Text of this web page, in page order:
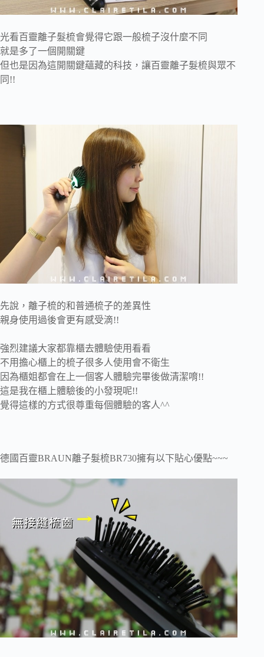
光看百靈離子髮梳會覺得它跟一般梳子沒什麼不同
就是多了一個開關鍵
但也是因為這開關鍵蘊藏的科技，讓百靈離子髮梳與眾不
同!!
先說，離子梳的和普通梳子的差異性
親身使用過後會更有感受滴!!
強烈建議大家都靠櫃去體驗使用看看
不用擔心櫃上的梳子很多人使用會不衛生
因為櫃姐都會在上一個客人體驗完畢後做清潔唷!!
這是我在櫃上體驗後的小發現呢!!
覺得這樣的方式很尊重每個體驗的客人^^
德國百靈BRAUN離子髮梳BR730擁有以下貼心優點~~~